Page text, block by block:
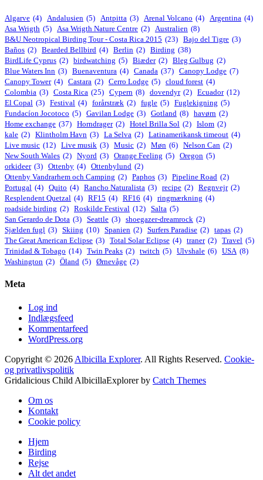
Algarve (4) Andalusien (5) Antpitta (3) Arenal Volcano (4) Argentina (4)
Asa Wrigth (5) Asa Wrigth Nature Centre (2) Australien (8)
B&U Neotropical Birding Tour - Costa Rica 2015 (23) Bajo del Tigre (3)
Baños (2) Bearded Bellbird (4) Berlin (2) Birding (38)
BirdLife Cyprus (2) birdwatching (5) Biæder (2) Bleg Gulbug (2)
Blue Waters Inn (3) Buenaventura (4) Canada (37) Canopy Lodge (7)
Canopy Tower (4) Castara (2) Cerro Lodge (5) cloud forest (4)
Colombia (3) Costa Rica (25) Cypern (8) dovendyr (2) Ecuador (12)
El Copal (3) Festival (4) forårstræk (2) fugle (5) Fuglekigning (5)
Fundacíon Jocotoco (5) Gavilan Lodge (3) Gotland (8) havørn (2)
Home exchange (37) Horndrager (2) Hotel Brilla Sol (2) Islom (2)
kale (2) Klintholm Havn (3) La Selva (2) Latinamerikansk timeout (4)
Live music (12) Live musik (3) Music (2) Møn (6) Nelson Can (2)
New South Wales (2) Nyord (3) Orange Feeling (5) Oregon (5)
orkideer (3) Ottenby (4) Ottenbylund (2)
Ottenby Vandrarhem och Camping (2) Paphos (3) Pipeline Road (2)
Portugal (4) Quito (4) Rancho Naturalista (3) recipe (2) Regnvejr (2)
Resplendent Quetzal (4) RF15 (4) RF16 (4) ringmærkning (4)
roadside birding (2) Roskilde Festival (12) Salta (5)
San Gerardo de Dota (3) Seattle (3) shoegazer-dreamrock (2)
Sjælden fugl (3) Skiing (10) Spanien (2) Surfers Paradise (2) tapas (2)
The Great American Eclipse (3) Total Solar Eclipse (4) traner (2) Travel (5)
Trinidad & Tobago (14) Twin Peaks (2) twitch (5) Ulvshale (6) USA (8)
Washington (2) Öland (5) Ørnevåge (2)
Meta
Log ind
Indlægsfeed
Kommentarfeed
WordPress.org
Copyright © 2026 Albicilla Explorer. All Rights Reserved. Cookie-
og privatlivspolitik
Gridalicious Child AlbicillaExplorer by Catch Themes
Om os
Kontakt
Cookie policy
Hjem
Birding
Rejse
Alt det andet